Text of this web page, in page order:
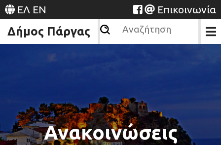
ΕΛ EN Επικοινωνία
Δήμος Πάργας
Ανακοινώσεις